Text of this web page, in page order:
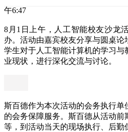
午6:47
8月1日上午，人工智能校友沙龙
办。活动由嘉宾校友分享与圆桌
学生对于人工智能计算机的学习
业现状，进行深化交流与讨论。
斯百德作为本次活动的会务执行单
的会务保障服务。斯百德从活动前
等，到活动当天的现场执行、后